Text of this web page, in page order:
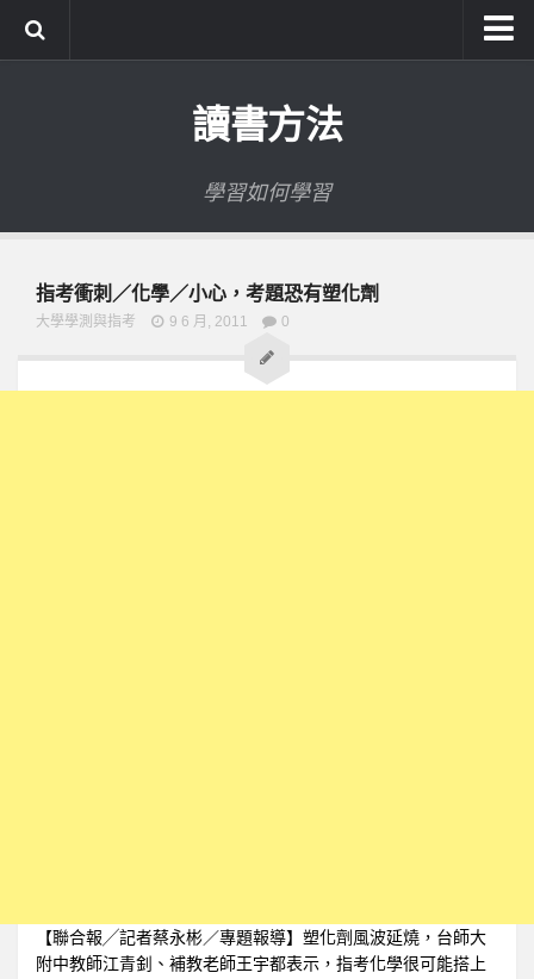
讀書方法
學習如何學習
指考衝刺／化學／小心，考題恐有塑化劑
大學學測與指考 9 6 月, 2011 0
【聯合報╱記者蔡永彬／專題報導】塑化劑風波延燒，台師大
附中教師江青釗、補教老師王宇都表示，指考化學很可能搭上